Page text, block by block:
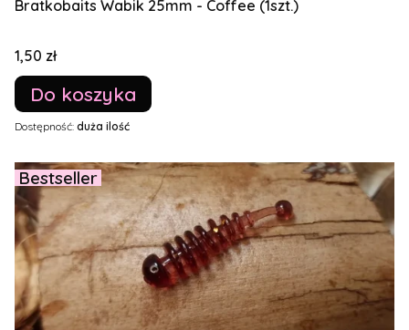
Bratkobaits Wabik 25mm - Coffee (1szt.)
Cena
1,50 zł
Do koszyka
Dostępność: duża ilość
Bestseller